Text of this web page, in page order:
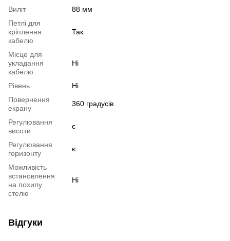
Виліт
88 мм
Петлі для
кріплення
кабелю
Так
Місце для
укладання
кабелю
Ні
Рівень
Ні
Повернення
екрану
360 градусів
Регулювання
висоти
є
Регулювання
горизонту
є
Можливість
встановлення
на похилу
стелю
Ні
Відгуки